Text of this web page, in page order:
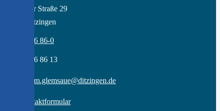
Gröninger Straße 29
71254 Ditzingen
07156 - 96 86-0
07156 - 96 86 13
gymnasium.glemsaue@ditzingen.de
zum Kontaktformular